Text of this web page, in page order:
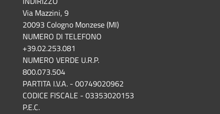
Via Mazzini, 9
20093 Cologno Monzese (MI)
NUMERO DI TELEFONO
+39.02.253.081
NUMERO VERDE U.R.P.
800.073.504
PARTITA I.V.A. - 00749020962
CODICE FISCALE - 03353020153
P.E.C.